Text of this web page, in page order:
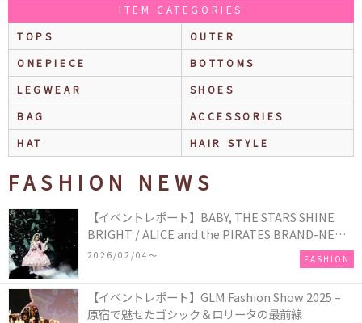
ITEM CATEGORIES
TOPS
OUTER
ONEPIECE
BOTTOMS
LEGWEAR
SHOES
BAG
ACCESSORIES
HAT
HAIR STYLE
FASHION NEWS
【イベントレポート】BABY, THE STARS SHINE
BRIGHT / ALICE and the PIRATES BRAND-NEW
COLLECTION in TOKYO
2026/02/04〜 FASHION
【イベントレポート】GLM Fashion Show 2025 –
原宿で魅せたゴシック＆ロリータの最前線